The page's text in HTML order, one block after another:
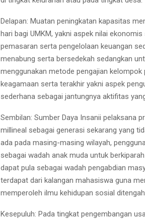
Delapan: Muatan peningkatan kapasitas
hari bagi UMKM, yakni aspek nilai
pemasaran serta pengelolaan keuangan
menabung serta bersedekah sedangkan
menggunakan metode pengajian
keagamaan serta terakhir yakni aspek
sederhana sebagai jantungnya aktifitas
Sembilan: Sumber Daya Insanii pelaksana
millineal sebagai generasi sekarang yang
ada pada masing-masing wilayah,
sebagai wadah anak muda untuk
dapat pula sebagai wadah pengabdian
terdapat dari kalangan mahasiswa guna
memperoleh ilmu kehidupan sosial
Kesepuluh: Pada tingkat pengembangan